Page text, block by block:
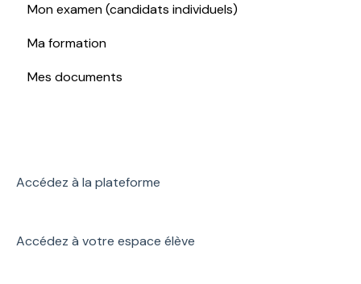
Mon examen (candidats individuels)
Ma formation
Mes documents
Accédez à la plateforme
Accédez à votre espace élève